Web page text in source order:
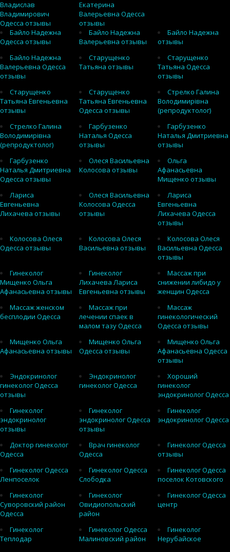
Владислав
Владимирович
Одесса отзывы
Екатерина
Валерьевна Одесса
отзывы
Байло Надежна
Одесса отзывы
Байло Надежна
Валерьевна отзывы
Байло Надежна
отзывы
Байло Надежна
Валерьевна Одесса
отзывы
Старущенко
Татьяна отзывы
Старущенко
Татьяна Одесса
отзывы
Старущенко
Татьяна Евгеньевна
отзывы
Старущенко
Татьяна Евгеньевна
Одесса отзывы
Стрелко Галина
Володимирівна
(репродуктолог)
Стрелко Галина
Володимирівна
(репродуктолог)
Гарбузенко
Наталья Одесса
отзывы
Гарбузенко
Наталья Дмитриевна
отзывы
Гарбузенко
Наталья Дмитриевна
Одесса отзывы
Олеся Васильевна
Колосова отзывы
Ольга
Афанасьевна
Мищенко отзывы
Лариса
Евгеньевна
Лихачева отзывы
Олеся Васильевна
Колосова Одесса
отзывы
Лариса
Евгеньевна
Лихачева Одесса
отзывы
Колосова Олеся
Одесса отзывы
Колосова Олеся
Васильевна отзывы
Колосова Олеся
Васильевна Одесса
отзывы
Гинеколог
Мищенко Ольга
Афанасьевна отзывы
Гинеколог
Лихачева Лариса
Евгеньевна отзывы
Массаж при
снижении либидо у
женщин Одесса
Массаж женском
бесплодии Одесса
Массаж при
лечении спаек в
малом тазу Одесса
Массаж
гинекологический
Одесса отзывы
Мищенко Ольга
Афанасьевна отзывы
Мищенко Ольга
Одесса отзывы
Мищенко Ольга
Афанасьевна Одесса
отзывы
Эндокринолог
гинеколог Одесса
отзывы
Эндокринолог
гинеколог Одесса
Хороший
гинеколог
эндокринолог Одесса
Гинеколог
эндокринолог
отзывы
Гинеколог
эндокринолог Одесса
отзывы
Гинеколог
эндокринолог Одесса
Доктор гинеколог
Одесса
Врач гинеколог
Одесса
Гинеколог Одесса
отзывы
Гинеколог Одесса
Ленпоселок
Гинеколог Одесса
Слободка
Гинеколог Одесса
поселок Котовского
Гинеколог
Суворовский район
Одесса
Гинеколог
Овидиопольский
район
Гинеколог Одесса
центр
Гинеколог
Теплодар
Гинеколог Одесса
Малиновский район
Гинеколог
Нерубайское